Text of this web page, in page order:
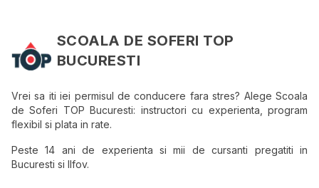
SCOALA DE SOFERI TOP
BUCURESTI
Vrei sa iti iei permisul de conducere fara stres? Alege Scoala
de Soferi TOP Bucuresti: instructori cu experienta, program
flexibil si plata in rate.
Peste 14 ani de experienta si mii de cursanti pregatiti in
Bucuresti si Ilfov.